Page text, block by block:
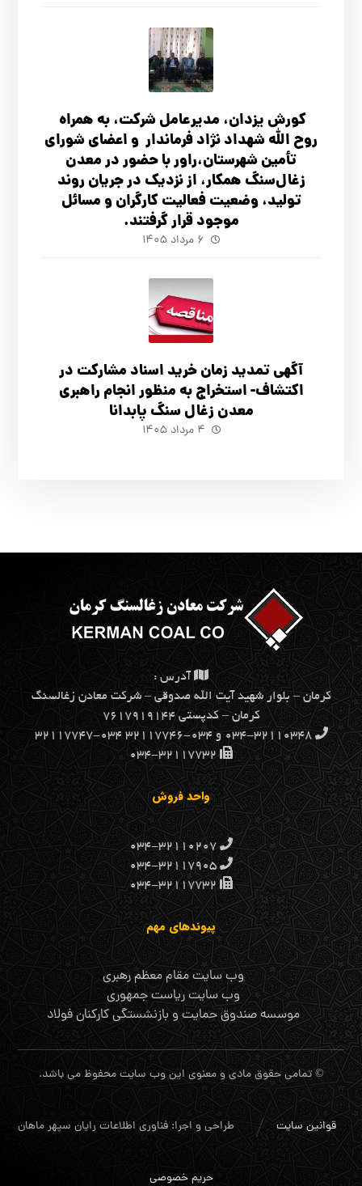
کورش یزدان، مدیرعامل شرکت، به همراه
روح الله شهداد نژاد فرماندار و اعضای شورای
تأ‌مین شهرستان،راور با حضور در معدن
زغال‌سنگ همکار، از نزدیک در جریان روند
تولید، وضعیت فعالیت کارگران و مسائل
موجود قرار گرفتند.
۶ مرداد ۱۴۰۵
آگهي تمدید زمان خرید اسناد مشارکت در
اکتشاف- استخراج به منظور انجام راهبری
معدن زغال سنگ پابدانا
۴ مرداد ۱۴۰۵
آدرس :
كرمان – بلوار شهيد آيت الله صدوقي – شركت معادن زغالسنگ
كرمان – کدپستی ۷۶۱۷۹۱۹۱۴۴
۰۳۴-۳۲۱۱۰۳۴۸ و ۰۳۴-۳۲۱۱۷۷۴۶ ۰۳۴-۳۲۱۱۷۷۴۷
۰۳۴-۳۲۱۱۷۷۳۲
واحد فروش
۰۳۴-۳۲۱۱۰۲۰۷
۰۳۴-۳۲۱۱۷۹۰۵
۰۳۴-۳۲۱۱۷۷۳۲
پیوندهای مهم
وب سایت مقام معظم رهبری
وب سایت ریاست جمهوری
موسسه صندوق حمایت و بازنشستگی کارکنان فولاد
© تمامی حقوق مادی و معنوی این وب سایت محفوظ می باشد.
طراحی و اجرا: فناوری اطلاعات رایان سپهر ماهان قوانین سایت
حریم خصوصی